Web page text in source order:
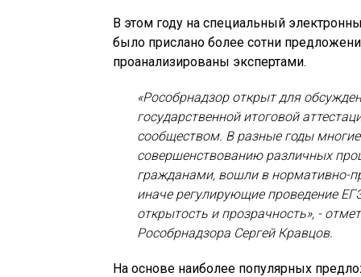
В этом году на специальный
было прислано более сотни
проанализированы экспертами.
«Рособрнадзор открыт для
государственной итоговой
сообществом. В разные годы
совершенствованию различных
гражданами, вошли в нормативно-
иначе регулирующие проведение
открытость и прозрачность», -
Рособрнадзора Сергей Кравцов.
На основе наиболее популярных